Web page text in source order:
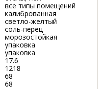
все типы помещений
калиброванная
светло-желтый
соль-перец
морозостойкая
упаковка
упаковка
17.6
1218
68
68